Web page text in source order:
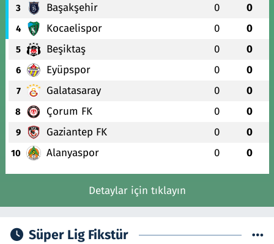
3 Başakşehir 0 0
4 Kocaelispor 0 0
5 Beşiktaş 0 0
6 Eyüpspor 0 0
7 Galatasaray 0 0
8 Çorum FK 0 0
9 Gaziantep FK 0 0
10 Alanyaspor 0 0
Detaylar için tıklayın
Süper Lig Fikstür